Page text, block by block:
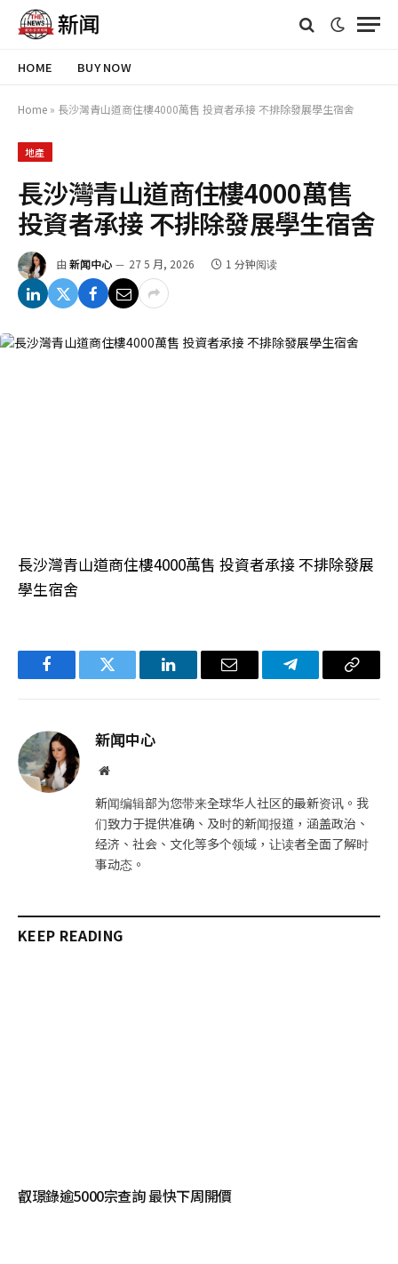
HOME BUY NOW
Home » 長沙灣青山道商住樓4000萬售 投資者承接 不排除發展學生宿舍
地產
長沙灣青山道商住樓4000萬售
投資者承接 不排除發展學生宿舍
由 新闻中心 27 5 月, 2026 1 分钟阅读
長沙灣青山道商住樓4000萬售 投資者承接 不排除發展
學生宿舍
FacebookTwitter LinkedIn电
Telegram复
新闻中心
网
新闻编辑部为您带来全球华人社区的最新资讯。我
们致力于提供准确、及时的新闻报道，涵盖政治、
经济、社会、文化等多个领域，让读者全面了解时
事动态。
KEEP READING
叡璟錄逾5000宗查詢 最快下周開價